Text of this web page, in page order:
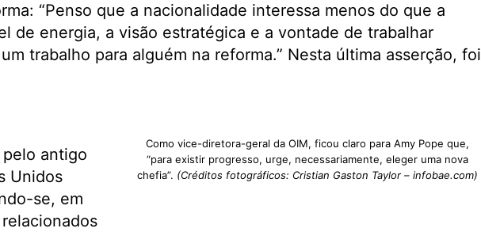
“Penso que a nacionalidade interessa menos do que a
de energia, a visão estratégica e a vontade de trabalhar
trabalho para alguém na reforma.” Nesta última asserção, foi
Como vice-diretora-geral da OIM, ficou claro para Amy Pope que,
“para existir progresso, urge, necessariamente, eleger uma nova
chefia”. (Créditos fotográficos: Cristian Gaston Taylor – infobae.com)
antigo
Unidos
se, em